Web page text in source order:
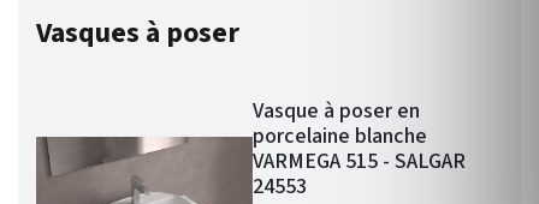
Vasques à poser
Vasque à poser en
porcelaine blanche
VARMEGA 515 - SALGAR
24553